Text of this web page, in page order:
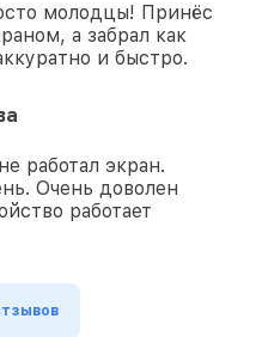
молодцы! Принёс
а забрал как
и быстро.
работал экран.
Очень доволен
работает